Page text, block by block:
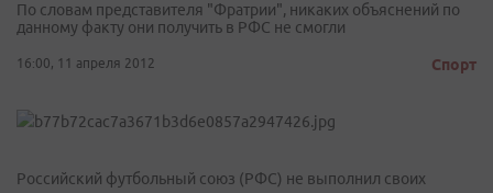
По словам представителя "Фратрии", никаких объяснений по
данному факту они получить в РФС не смогли
16:00, 11 апреля 2012 Спорт
Российский футбольный союз (РФС) не выполнил своих